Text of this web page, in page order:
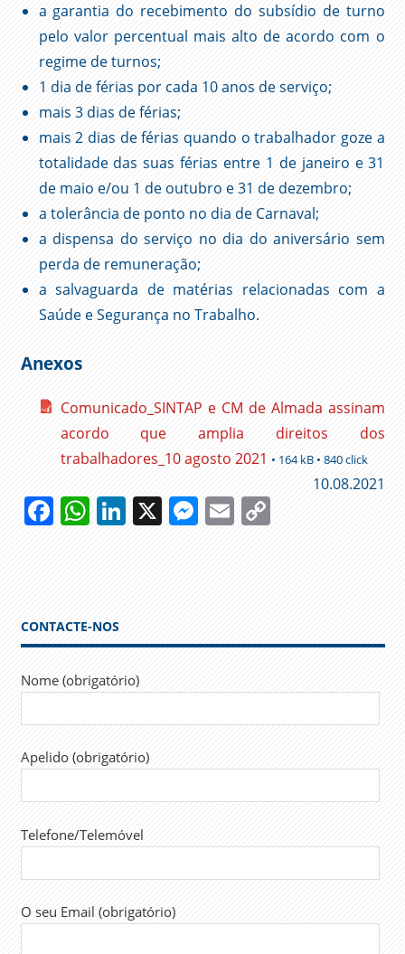
a garantia do recebimento do subsídio de turno
pelo valor percentual mais alto de acordo com o
regime de turnos;
1 dia de férias por cada 10 anos de serviço;
mais 3 dias de férias;
mais 2 dias de férias quando o trabalhador goze a
totalidade das suas férias entre 1 de janeiro e 31
de maio e/ou 1 de outubro e 31 de dezembro;
a tolerância de ponto no dia de Carnaval;
a dispensa do serviço no dia do aniversário sem
perda de remuneração;
a salvaguarda de matérias relacionadas com a
Saúde e Segurança no Trabalho.
Anexos
Comunicado_SINTAP e CM de Almada assinam
acordo que amplia direitos dos
trabalhadores_10 agosto 2021 • 164 kB • 840 click
10.08.2021
Facebook
WhatsApp
LinkedIn
X Messenger
EmailCopy
CÂMARA
DE
CMA
MEDEIROS
REMUNERAÇÃO
TURNOS
CONTACTE-NOS
Nome (obrigatório)
Apelido (obrigatório)
Telefone/Telemóvel
O seu Email (obrigatório)